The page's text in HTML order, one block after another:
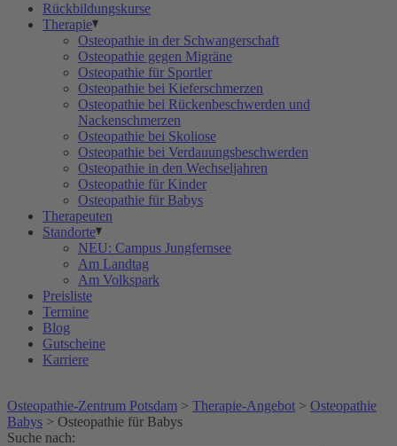
Rückbildungskurse
Therapie
Osteopathie in der Schwangerschaft
Osteopathie gegen Migräne
Osteopathie für Sportler
Osteopathie bei Kieferschmerzen
Osteopathie bei Rückenbeschwerden und
Nackenschmerzen
Osteopathie bei Skoliose
Osteopathie bei Verdauungsbeschwerden
Osteopathie in den Wechseljahren
Osteopathie für Kinder
Osteopathie für Babys
Therapeuten
Standorte
NEU: Campus Jungfernsee
Am Landtag
Am Volkspark
Preisliste
Termine
Blog
Gutscheine
Karriere
Osteopathie-Zentrum Potsdam > Therapie-Angebot > Osteopathie
Babys > Osteopathie für Babys
Suche nach: